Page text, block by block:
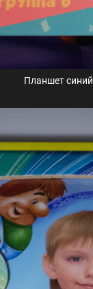
Планшет синий